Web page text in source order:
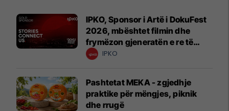
IPKO, Sponsor i Artë i DokuFest
2026, mbështet filmin dhe
frymëzon gjeneratën e re të
krijuesve
IPKO
Pashtetat MEKA - zgjedhje
praktike për mëngjes, piknik
dhe rrugë